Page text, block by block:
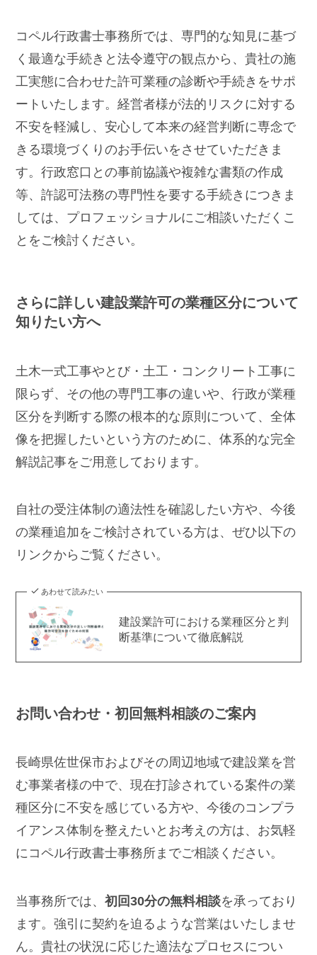
コペル行政書士事務所では、専門的な知見に基づ
く最適な手続きと法令遵守の観点から、貴社の施
工実態に合わせた許可業種の診断や手続きをサポ
ートいたします。経営者様が法的リスクに対する
不安を軽減し、安心して本来の経営判断に専念で
きる環境づくりのお手伝いをさせていただきま
す。行政窓口との事前協議や複雑な書類の作成
等、許認可法務の専門性を要する手続きにつきま
しては、プロフェッショナルにご相談いただくこ
とをご検討ください。
さらに詳しい建設業許可の業種区分について
知りたい方へ
土木一式工事やとび・土工・コンクリート工事に
限らず、その他の専門工事の違いや、行政が業種
区分を判断する際の根本的な原則について、全体
像を把握したいという方のために、体系的な完全
解説記事をご用意しております。
自社の受注体制の適法性を確認したい方や、今後
の業種追加をご検討されている方は、ぜひ以下の
リンクからご覧ください。
あわせて読みたい
建設業許可における業種区分と判
断基準について徹底解説
お問い合わせ・初回無料相談のご案内
長崎県佐世保市およびその周辺地域で建設業を営
む事業者様の中で、現在打診されている案件の業
種区分に不安を感じている方や、今後のコンプラ
イアンス体制を整えたいとお考えの方は、お気軽
にコペル行政書士事務所までご相談ください。
当事務所では、初回30分の無料相談を承っており
ます。強引に契約を迫るような営業はいたしませ
ん。貴社の状況に応じた適法なプロセスについ